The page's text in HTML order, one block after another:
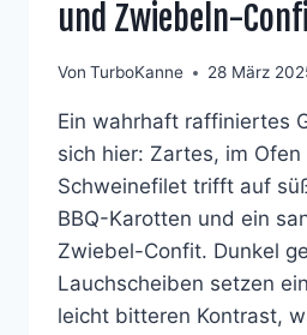
und Zwiebeln-
Von TurboKanne 28 März
Ein wahrhaft raffiniertes
sich hier: Zartes, im
Schweinefilet trifft auf
BBQ-Karotten und ein
Zwiebel-Confit. Dunkel
Lauchscheiben setzen
leicht bitteren Kontrast,